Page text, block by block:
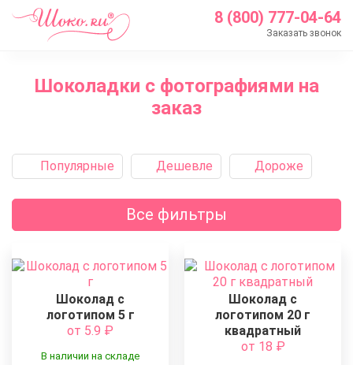
8 (800) 777-04-64
Заказать звонок
Каталог
Шоколад с логотипом
Шоколадки с фотографиями на
заказ
Популярные Дешевле Дороже
Все фильтры
Шоколад с
логотипом 5 г
от 5.9 ₽
В наличии на складе
Шоколад с
логотипом 20 г
квадратный
от 18 ₽